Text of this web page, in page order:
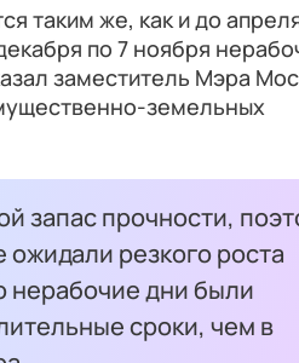
таким же, как и до
по 7 ноября
заместитель Мэра
земельных
запас прочности,
резкого роста
нерабочие дни были
сроки, чем в